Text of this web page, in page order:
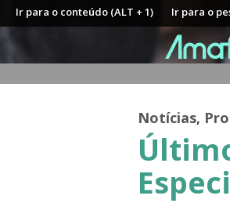
Ir para o conteúdo (ALT + 1) Ir para o
Notícias,